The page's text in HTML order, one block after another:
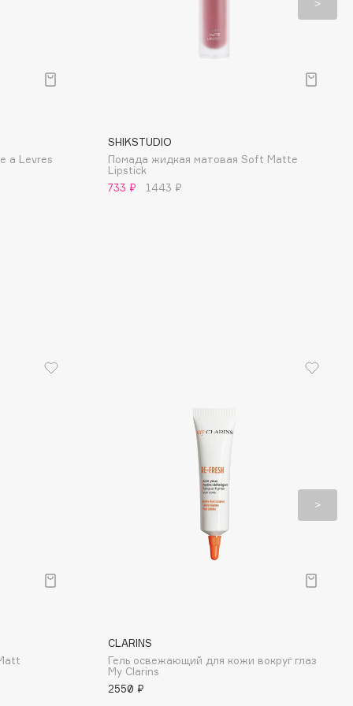
a Levres
SHIKSTUDIO
Помада жидкая матовая Soft Matte
Lipstick
733 ₽
1443 ₽
CLARINS
Гель освежающий для кожи вокруг глаз
My Clarins
2550 ₽